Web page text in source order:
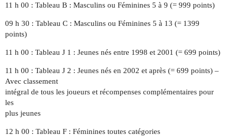
11 h 00 : Tableau B : Masculins ou Féminines 5 à 9 (= 999 points)
09 h 30 : Tableau C : Masculins ou Féminines 5 à 13 (= 1399
points)
11 h 00 : Tableau J 1 : Jeunes nés entre 1998 et 2001 (= 699 points)
11 h 00 : Tableau J 2 : Jeunes nés en 2002 et après (= 699 points) –
Avec classement
intégral de tous les joueurs et récompenses complémentaires pour
les
plus jeunes
12 h 00 : Tableau F : Féminines toutes catégories